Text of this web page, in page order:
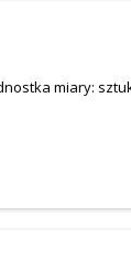
miary: